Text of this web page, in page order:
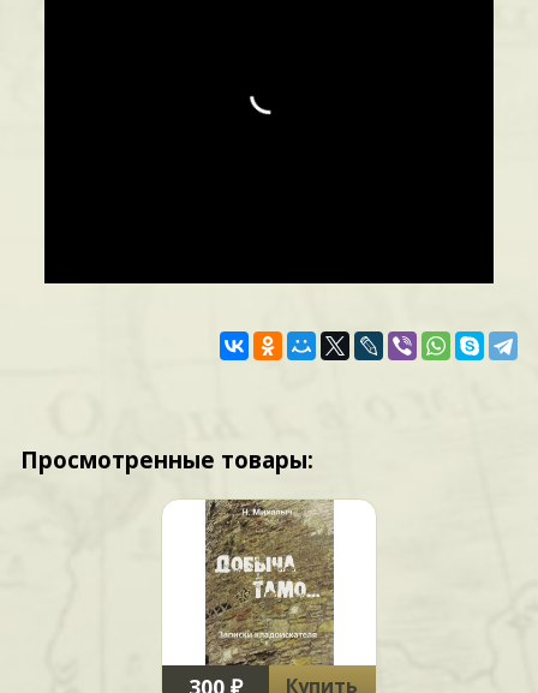
Просмотренные товары:
300 ₽ Купить